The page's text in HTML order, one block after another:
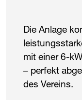
Die Anlage
mit einer 6-
– perfekt
des Vereins.